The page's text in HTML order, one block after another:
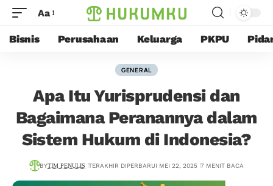
Aa
Bisnis Perusahaan Keluarga PKPU
GENERAL
Apa Itu Yurisprudensi dan
Bagaimana Peranannya dalam
Sistem Hukum di Indonesia?
BYTIM PENULIS TERAKHIR DIPERBARUI MEI 22, 2025 7 MENIT BACA